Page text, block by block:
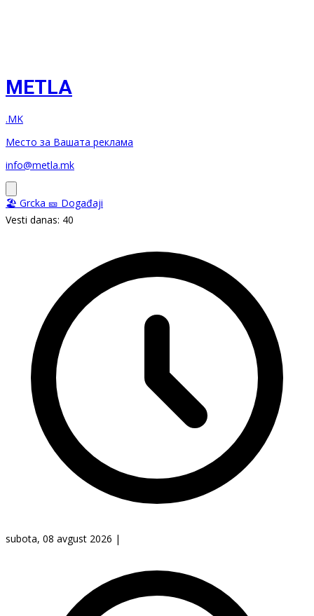
METLA
.MK
Место за Вашата реклама
info@metla.mk
🏖️ Grcka 🎫 Događaji
Vesti danas: 40
subota, 08 avgust 2026 |